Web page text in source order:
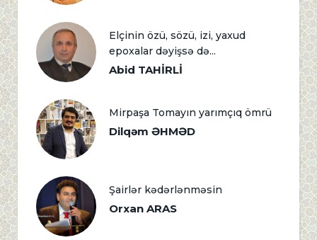
Elçinin özü, sözü, izi, yaxud
epoxalar dəyişsə də...
Abid TAHİRLİ
Mirpaşa Tomayın yarımçıq ömrü
Dilqəm ƏHMƏD
Şairlər kədərlənməsin
Orxan ARAS